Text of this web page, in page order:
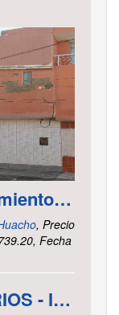
MZ. I LOTE 7 del asentamiento Humano las Delicias – Paramonga – Barranca – Lima
, Precio
Fecha
BIENES MUEBLES VARIOS - INTENDENCIA DE TRIBUTOS INTERNOS MADRE DE DIOS